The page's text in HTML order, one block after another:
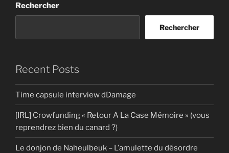
Rechercher
Rechercher
Recent Posts
Time capsule interview dDamage
[IRL] Crowfunding « Retour A La Case Mémoire » (vous
reprendrez bien du canard ?)
Le donjon de Naheulbeuk – L’amulette du désordre